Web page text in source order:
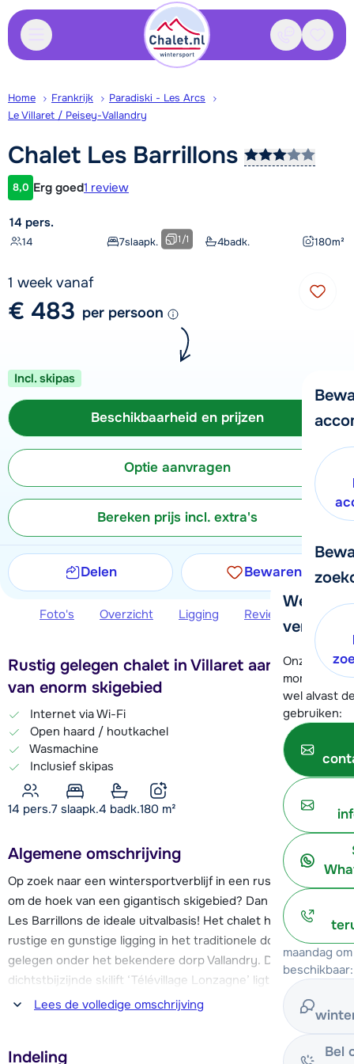
Contact
We
verder!
Onze
moment
wel alvast
gebruiken:
maandag
beschikbaar:
Bel
Home Frankrijk
Paradiski - Les Arcs
Le Villaret / Peisey-Vallandry
Chalet Les Barrillons
Klantwaardering
8,0 Erg goed1 review
14 pers.
14 7slaapk. 4badk. 180m²
1/1
1 week vanaf
€ 483 per persoon
Incl. skipas
Beschikbaarheid en prijzen
Optie aanvragen
Bereken prijs incl. extra's
Delen Bewaren
Foto's Overzicht Ligging Reviews
Rustig gelegen chalet in Villaret aan de rand
van enorm skigebied
Internet via Wi-Fi
Open haard / houtkachel
Wasmachine
Inclusief skipas
14 pers.7 slaapk.4 badk.180 m²
Algemene omschrijving
Op zoek naar een wintersportverblijf in een rustig dorp maar
om de hoek van een gigantisch skigebied? Dan vormt chalet
Les Barrillons de ideale uitvalbasis! Het chalet heeft een
rustige en gunstige ligging in het traditionele dorp Le Villaret
gelegen onder het bekendere dorp Vallandry. De
dichtstbijzijnde skilift ‘Télévillage Lonzagne’ ligt op ca. 350
meter. Deze cabinelift brengt je naar Peisey-Vallandry, vanaf
hier kun je verder het skigebied van Les Arcs in of je kunt er
voor kiezen om de ‘Vanoise-Express' naar het veelzijdige
skigebied van La Plagne nemen. Les Arcs, La Plagne en
Lees de volledige omschrijving
Indeling